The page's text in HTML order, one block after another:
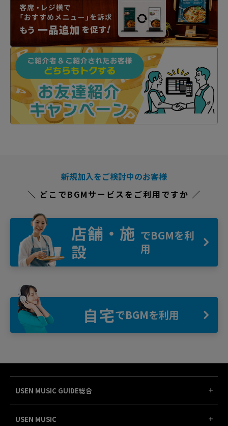
新規加入をご検討中のお客様
＼ どこでBGMサービスをご利用ですか ／
店舗・施
設
でBGMを利
用
自宅でBGMを利用
USEN MUSIC GUIDE総合
USEN MUSIC